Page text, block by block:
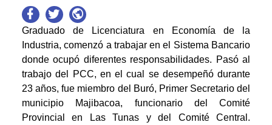
Graduado de Licenciatura en Economía de la
Industria, comenzó a trabajar en el Sistema Bancario
donde ocupó diferentes responsabilidades. Pasó al
trabajo del PCC, en el cual se desempeñó durante
23 años, fue miembro del Buró, Primer Secretario del
municipio Majibacoa, funcionario del Comité
Provincial en Las Tunas y del Comité Central.